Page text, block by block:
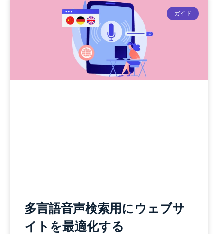
ガイド
多言語音声検索用にウェブサ
イトを最適化する